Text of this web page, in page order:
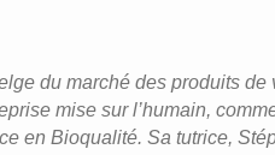
du marché des produits de
mise sur l’humain,
en Bioqualité. Sa tutrice,